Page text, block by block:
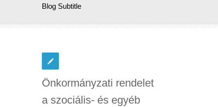
Blog Subtitle
Önkormányzati rendelet
a szociális- és egyéb